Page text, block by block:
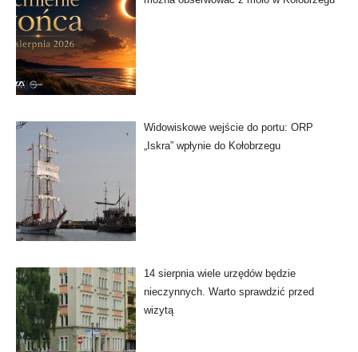
Widowiskowe wejście do portu: ORP
„Iskra” wpłynie do Kołobrzegu
14 sierpnia wiele urzędów będzie
nieczynnych. Warto sprawdzić przed
wizytą